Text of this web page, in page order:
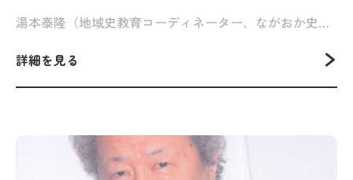
湯本泰隆（地域史教育コーディネーター、ながおか史遊会塾頭）
詳細を見る